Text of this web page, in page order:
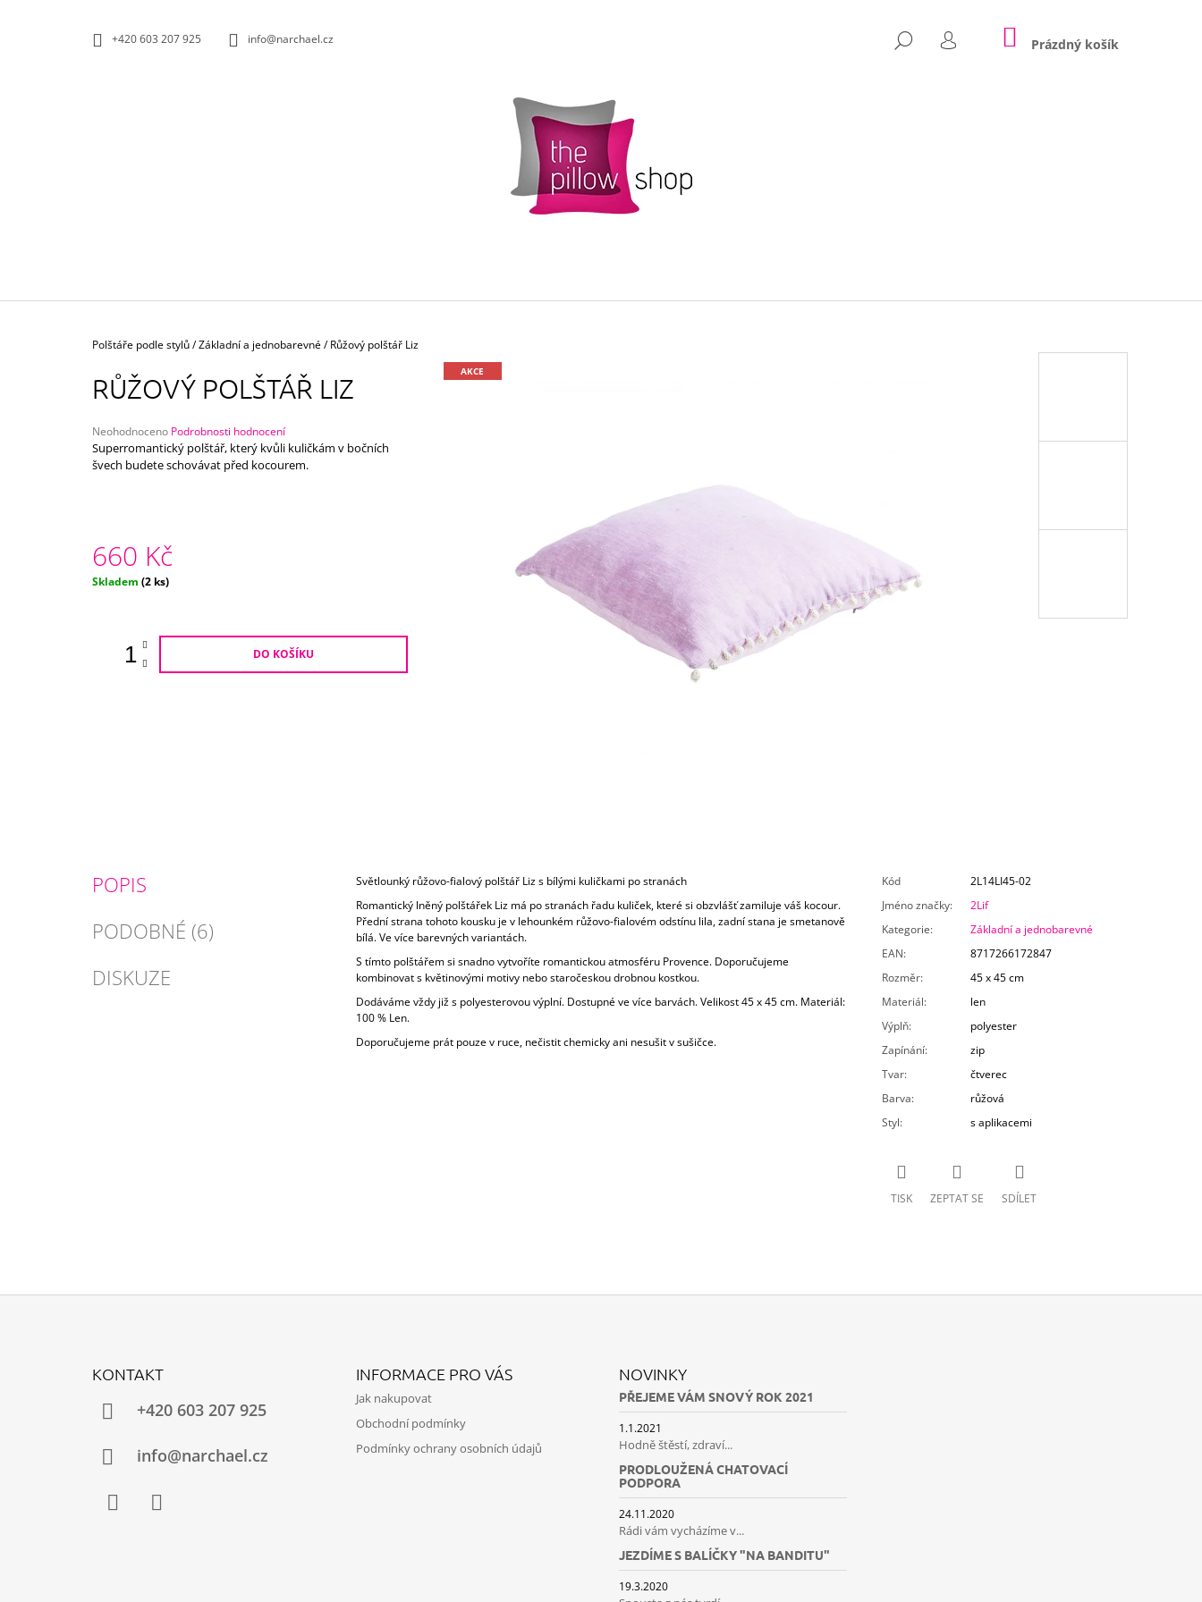
+420 603 207 925 info@narchael.cz HLEDAT
PŘIHLÁŠENÍ
NÁKUPNÍ
KOŠÍK
Prázdný košík
Domů
Polštáře podle stylů/Základní a jednobarevné/ Růžový polštář Liz
RŮŽOVÝ POLŠTÁŘ LIZ
Průměrné
hodnocení
produktu
Neohodnoceno Podrobnosti hodnocení
AKCE
Superromantický polštář, který kvůli kuličkám v bočních
švech budete schovávat před kocourem.
660 Kč
Měrná
Skladem (2 ks)
DO KOŠÍKU
POPIS
PODOBNÉ (6)
DISKUZE
Světlounký růžovo-fialový polštář Liz s bílými kuličkami po stranách
Romantický lněný polštářek Liz má po stranách řadu kuliček, které si obzvlášť zamiluje váš kocour.
Přední strana tohoto kousku je v lehounkém růžovo-fialovém odstínu lila, zadní stana je smetanově
bílá. Ve více barevných variantách.
S tímto polštářem si snadno vytvoříte romantickou atmosféru Provence. Doporučujeme
kombinovat s květinovými motivy nebo staročeskou drobnou kostkou.
Dodáváme vždy již s polyesterovou výplní. Dostupné ve více barvách. Velikost 45 x 45 cm. Materiál:
100 % Len.
Doporučujeme prát pouze v ruce, nečistit chemicky ani nesušit v sušičce.
Kód
2L14LI45-02
Jméno značky:
2Lif
Kategorie:
Základní a jednobarevné
EAN:
8717266172847
Rozměr:
45 x 45 cm
Materiál:
len
Výplň:
polyester
Zapínání:
zip
Tvar:
čtverec
Barva:
růžová
Styl: s aplikacemi
TISK ZEPTAT SE SDÍLET
CO POTŘEBUJETE NAJÍT?
HLEDAT
POVLAK POLŠTÁŘE ELEPHANT
KONTAKT
+420 603 207 925
info@narchael.cz
INFORMACE PRO VÁS
Jak nakupovat
Obchodní podmínky
Podmínky ochrany osobních údajů
NOVINKY
PŘEJEME VÁM SNOVÝ ROK 2021
1.1.2021
Hodně štěstí, zdraví...
PRODLOUŽENÁ CHATOVACÍ
PODPORA
24.11.2020
Rádi vám vycházíme v...
JEZDÍME S BALÍČKY "NA BANDITU"
19.3.2020